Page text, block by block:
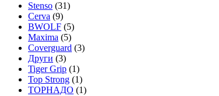
Stenso (31)
Cerva (9)
BWOLF (5)
Maxima (5)
Coverguard (3)
Други (3)
Tiger Grip (1)
Top Strong (1)
ТОРНАДО (1)